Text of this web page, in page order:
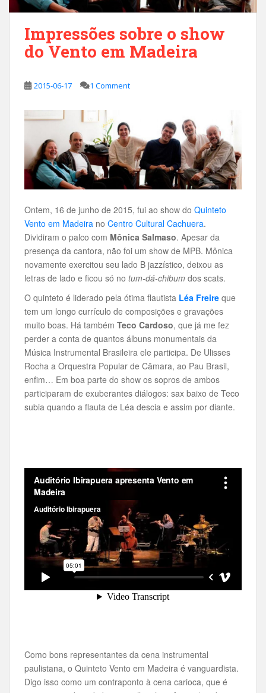
Impressões sobre o show
do Vento em Madeira
2015-06-17 1 Comment
Ontem, 16 de junho de 2015, fui ao show do Quinteto
Vento em Madeira no Centro Cultural Cachuera.
Dividiram o palco com Mônica Salmaso. Apesar da
presença da cantora, não foi um show de MPB. Mônica
novamente exercitou seu lado B jazzístico, deixou as
letras de lado e ficou só no tum-dá-chibum dos scats.
O quinteto é liderado pela ótima flautista Léa Freire que
tem um longo currículo de composições e gravações
muito boas. Há também Teco Cardoso, que já me fez
perder a conta de quantos álbuns monumentais da
Música Instrumental Brasileira ele participa. De Ulisses
Rocha a Orquestra Popular de Câmara, ao Pau Brasil,
enfim… Em boa parte do show os sopros de ambos
participaram de exuberantes diálogos: sax baixo de Teco
subia quando a flauta de Léa descia e assim por diante.
Como bons representantes da cena instrumental
paulistana, o Quinteto Vento em Madeira é vanguardista.
Digo isso como um contraponto à cena carioca, que é